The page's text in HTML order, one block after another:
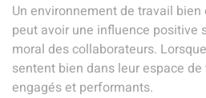
Un environnement de travail
peut avoir une influence positive
moral des collaborateurs.
sentent bien dans leur espace
engagés et performants.